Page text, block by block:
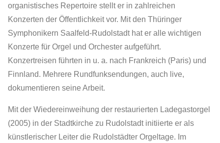
organistisches Repertoire stellt er in zahlreichen
Konzerten der Öffentlichkeit vor. Mit den Thüringer
Symphonikern Saalfeld-Rudolstadt hat er alle wichtigen
Konzerte für Orgel und Orchester aufgeführt.
Konzertreisen führten in u. a. nach Frankreich (Paris) und
Finnland. Mehrere Rundfunksendungen, auch live,
dokumentieren seine Arbeit.
Mit der Wiedereinweihung der restaurierten Ladegastorgel
(2005) in der Stadtkirche zu Rudolstadt initiierte er als
künstlerischer Leiter die Rudolstädter Orgeltage. Im